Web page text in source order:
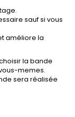
sauf si vous
améliore la
la bande
memes.
sera réalisée